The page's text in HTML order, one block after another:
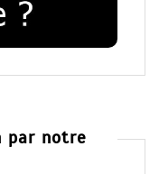
par notre